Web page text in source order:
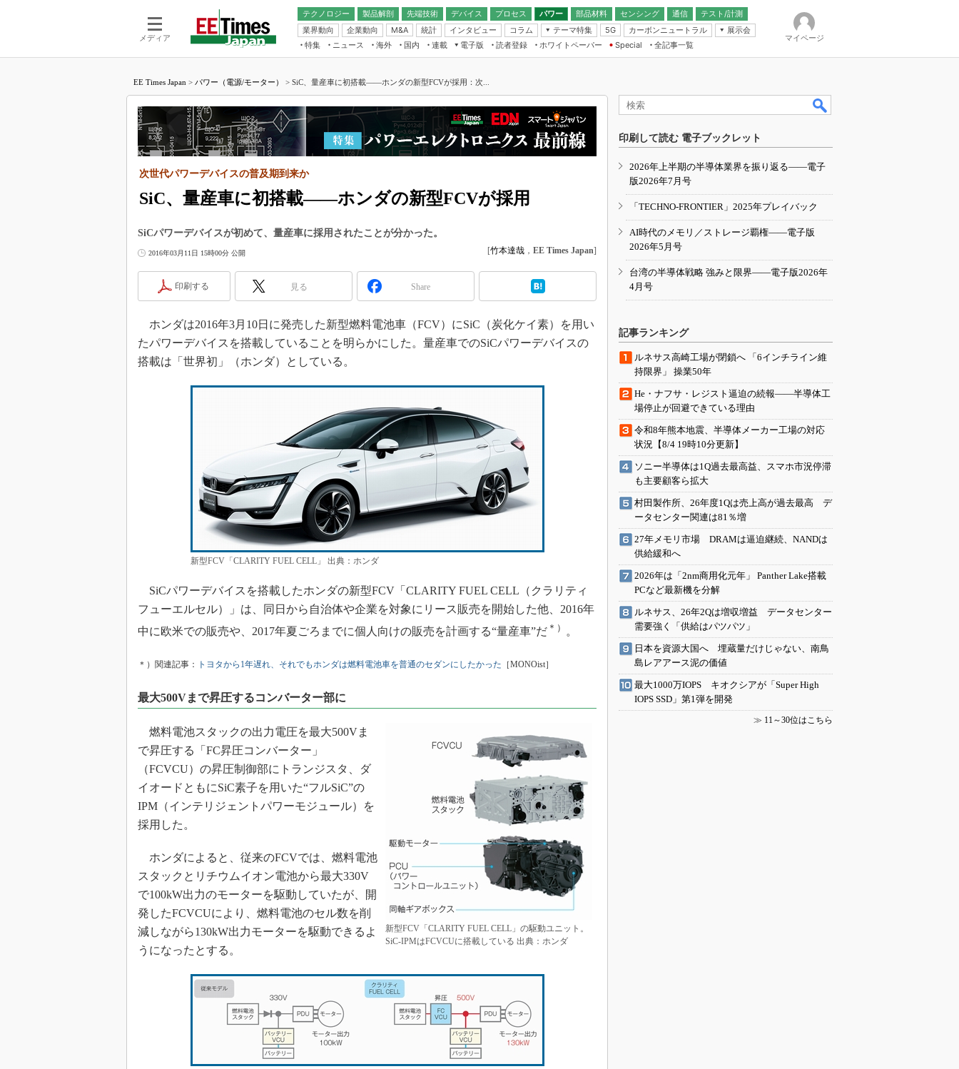
メディア
テクノロジー 製品解剖
先端技術
電池／エネルギー
デバイス
アナログ
マイコン
FPGA
プロセス パワー 部品材料 センシング
通信
無線
テスト/計測
業界動向
企業動向 M&A 統計 インタビュー コラム
テーマ特集
フィジカルAI
半導体後工程
読者調査（EE Times Research）
カーボンニュートラル
電源設計（EDN Japan）
Japan）
5G カーボンニュートラル
展示会
IoT・エッジコンピューティング
EXPO
EdgeTech＋
TECHNO-FRONTIER
人とくるま展
特集 ニュース 海外 国内
連載
福田昭のデバイス通信
湯之上隆のナノフォーカス
大山聡の業界スコープ
大原雄介のエレ・組み込みプレイバ
学漂流記
踊るバズワード ～Behind the
この10年で起こったこと、次の10年
で起こること
製品分解で探るアジアの新トレンド
光伝送技術を知る
“異端児エンジニア”が仕掛けた社内
改革、執念の180日
IHSアナリスト「未来展望」
「英語に愛されないエンジニア」の
ための新行動論
電子版
電子ブックレット
読者登録 ホワイトペーパー
Special
全記事一覧
マイページ
EE Times Japan > パワー（電源/モーター） > SiC、量産車に初搭載――ホンダの新型FCVが採用：次...
SiC、量産車に初搭載――ホンダの新型FCVが採用
次世代パワーデバイスの普及期到来か
SiCパワーデバイスが初めて、量産車に採用されたことが分かった。
2016年03月11日 15時00分 公開 [竹本達哉 ， EE Times Japan]
印刷する 見る Share
ホンダは2016年3月10日に発売した新型燃料電池車（FCV）にSiC（炭化ケイ素）を用い
たパワーデバイスを搭載していることを明らかにした。量産車でのSiCパワーデバイスの
搭載は「世界初」（ホンダ）としている。
新型FCV「CLARITY FUEL CELL」 出典：ホンダ
SiCパワーデバイスを搭載したホンダの新型FCV「CLARITY FUEL CELL（クラリティ
フューエルセル）」は、同日から自治体や企業を対象にリース販売を開始した他、2016年
中に欧米での販売や、2017年夏ごろまでに個人向けの販売を計画する“量産車”だ ＊） 。
＊）関連記事： トヨタから1年遅れ、それでもホンダは燃料電池車を普通のセダンにしたかった ［MONOist］
最大500Vまで昇圧するコンバーター部に
新型FCV「CLARITY FUEL CELL」の駆動ユニット。
SiC-IPMはFCVCUに搭載している 出典：ホンダ
燃料電池スタックの出力電圧を最大500Vま
で昇圧する「FC昇圧コンバーター」
（FCVCU）の昇圧制御部にトランジスタ、ダ
イオードともにSiC素子を用いた“フルSiC”の
IPM（インテリジェントパワーモジュール）を
採用した。
ホンダによると、従来のFCVでは、燃料電池
スタックとリチウムイオン電池から最大330V
で100kW出力のモーターを駆動していたが、開
発したFCVCUにより、燃料電池のセル数を削
減しながら130kW出力モーターを駆動できるよ
うになったとする。
印刷して読む 電子ブックレット
2026年上半期の半導体業界を振り返る――電子
版2026年7月号
「TECHNO-FRONTIER」2025年プレイバック
AI時代のメモリ／ストレージ覇権――電子版
2026年5月号
台湾の半導体戦略 強みと限界――電子版2026年
4月号
記事ランキング
ルネサス高崎工場が閉鎖へ 「6インチライン維
持限界」 操業50年
He・ナフサ・レジスト逼迫の続報――半導体工
場停止が回避できている理由
令和8年熊本地震、半導体メーカー工場の対応
状況【8/4 19時10分更新】
ソニー半導体は1Q過去最高益、スマホ市況停滞
も主要顧客ら拡大
村田製作所、26年度1Qは売上高が過去最高 デ
ータセンター関連は81％増
27年メモリ市場 DRAMは逼迫継続、NANDは
供給緩和へ
2026年は「2nm商用化元年」 Panther Lake搭載
PCなど最新機を分解
ルネサス、26年2Qは増収増益 データセンター
需要強く「供給はパツパツ」
日本を資源大国へ 埋蔵量だけじゃない、南鳥
島レアアース泥の価値
最大1000万IOPS キオクシアが「Super High
IOPS SSD」第1弾を開発
≫ 11～30位はこちら